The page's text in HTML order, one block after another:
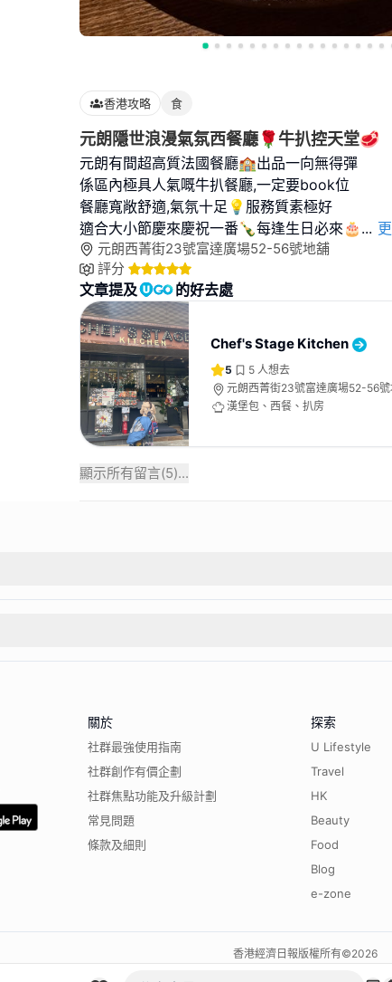
香港攻略 食
元朗隱世浪漫氣氛西餐廳🌹牛扒控天堂🥩
元朗有間超高質法國餐廳🏫出品一向無得彈
係區內極具人氣嘅牛扒餐廳,一定要book位
餐廳寬敞舒適,氣氛十足💡服務質素極好
適合大小節慶來慶祝一番🍾每逢生日必來🎂 ...
元朗西菁街23號富達廣場52-56號地舖
評分
文章提及 的好去處
Chef's Stage Kitchen
5 5 人想去
元朗西菁街23號富達廣場52-56
漢堡包、西餐、扒房
顯示所有留言(5)...
關於
社群最強使用指南
社群創作有價企劃
社群焦點功能及升級計劃
常見問題
條款及細則
探索
U Lifestyle
Travel
HK
Beauty
Food
Blog
e-zone
香港經濟日報版權所有©2026